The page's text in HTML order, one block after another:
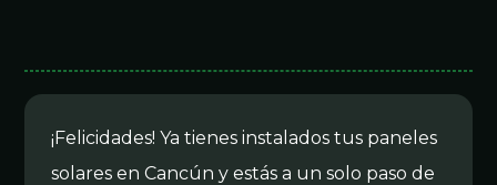
¡Felicidades! Ya tienes instalados tus paneles
solares en Cancún y estás a un solo paso de